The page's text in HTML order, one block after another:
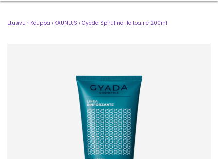
Etusivu › Kauppa › KAUNEUS › Gyada Spirulina Hoitoaine 200ml